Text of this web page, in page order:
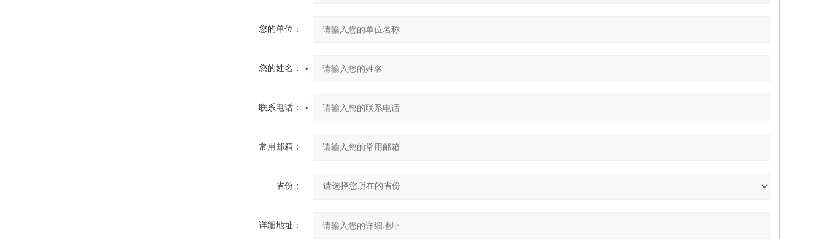
您的单位：
您的姓名：
联系电话：
常用邮箱：
省份：
详细地址：